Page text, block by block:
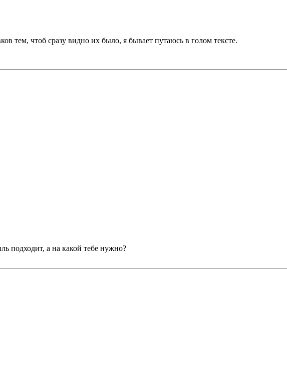
тем, чтоб сразу видно их было, я бывает путаюсь в голом тексте.
подходит, а на какой тебе нужно?